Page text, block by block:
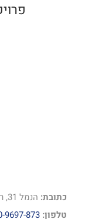
כתובת: הנמל 31, ראשון לציון.
טלפון: 9697-873